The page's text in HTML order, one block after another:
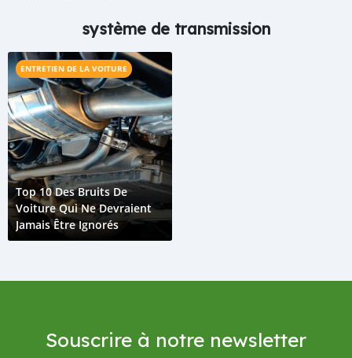
système de transmission
ENTRETIEN DE LA VOITURE
Top 10 Des Bruits De
Voiture Qui Ne Devraient
Jamais Être Ignorés
Souscrire à notre newsletter